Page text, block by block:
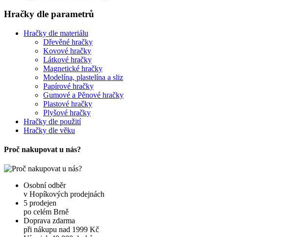
Hračky dle parametrů
Hračky dle materiálu
Dřevěné hračky
Kovové hračky
Látkové hračky
Magnetické hračky
Modelína, plastelína a sliz
Papírové hračky
Gumové a Pěnové hračky
Plastové hračky
Plyšové hračky
Hračky dle použití
Hračky dle věku
Proč nakupovat u nás?
Osobní odběr
v Hopíkových prodejnách
5 prodejen
po celém Brně
Doprava zdarma
při nákupu nad 1999 Kč